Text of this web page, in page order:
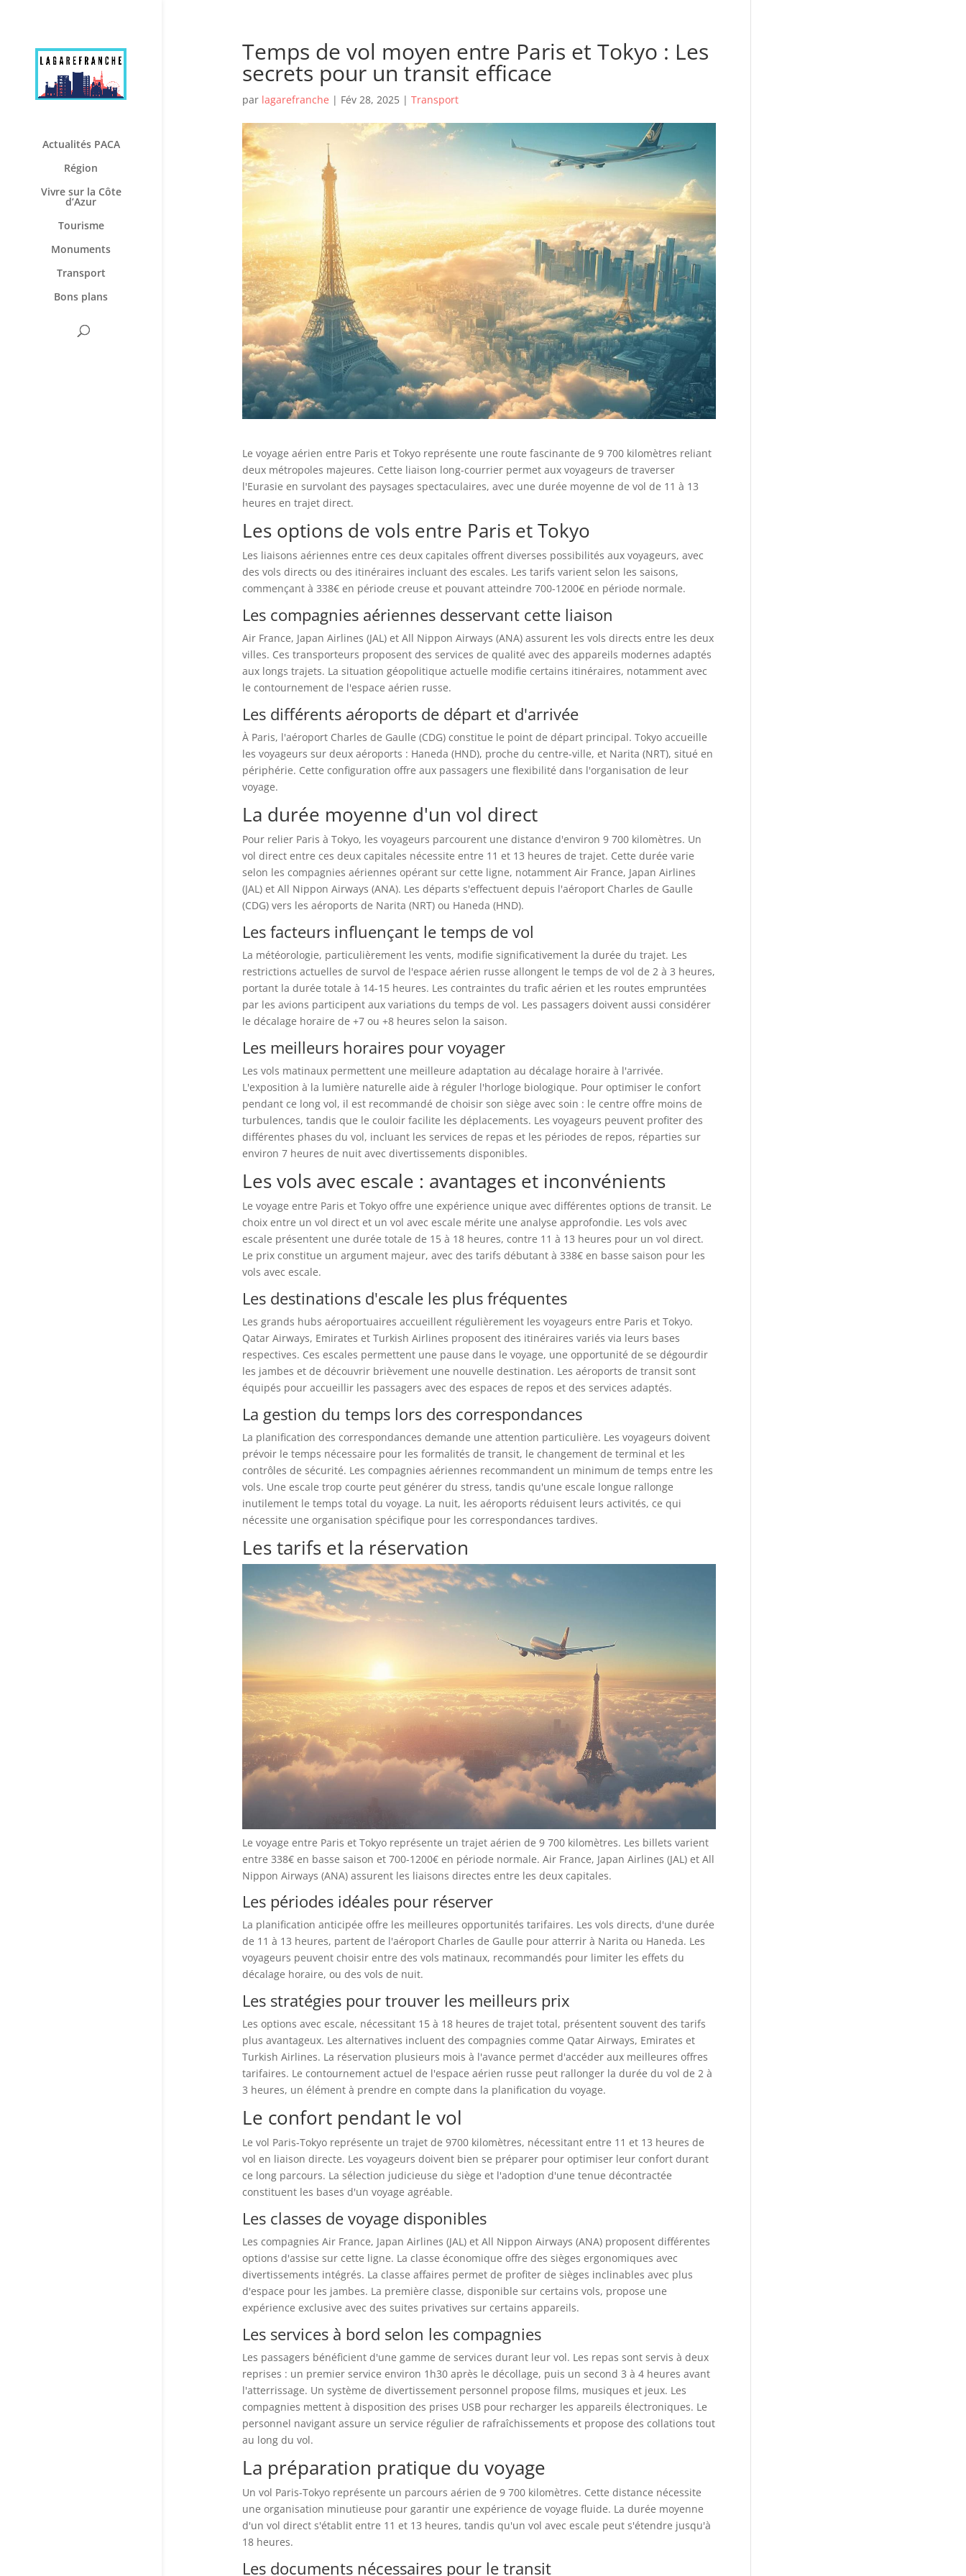
Actualités PACA
Région
Vivre sur la Côte
d’Azur
Tourisme
Monuments
Transport
Bons plans
Temps de vol moyen entre Paris et Tokyo : Les
secrets pour un transit efficace
par lagarefranche | Fév 28, 2025| Transport
Le voyage aérien entre Paris et Tokyo représente une route fascinante de 9 700 kilomètres reliant
deux métropoles majeures. Cette liaison long-courrier permet aux voyageurs de traverser
l'Eurasie en survolant des paysages spectaculaires, avec une durée moyenne de vol de 11 à 13
heures en trajet direct.
Les options de vols entre Paris et Tokyo
Les liaisons aériennes entre ces deux capitales offrent diverses possibilités aux voyageurs, avec
des vols directs ou des itinéraires incluant des escales. Les tarifs varient selon les saisons,
commençant à 338€ en période creuse et pouvant atteindre 700-1200€ en période normale.
Les compagnies aériennes desservant cette liaison
Air France, Japan Airlines (JAL) et All Nippon Airways (ANA) assurent les vols directs entre les deux
villes. Ces transporteurs proposent des services de qualité avec des appareils modernes adaptés
aux longs trajets. La situation géopolitique actuelle modifie certains itinéraires, notamment avec
le contournement de l'espace aérien russe.
Les différents aéroports de départ et d'arrivée
À Paris, l'aéroport Charles de Gaulle (CDG) constitue le point de départ principal. Tokyo accueille
les voyageurs sur deux aéroports : Haneda (HND), proche du centre-ville, et Narita (NRT), situé en
périphérie. Cette configuration offre aux passagers une flexibilité dans l'organisation de leur
voyage.
La durée moyenne d'un vol direct
Pour relier Paris à Tokyo, les voyageurs parcourent une distance d'environ 9 700 kilomètres. Un
vol direct entre ces deux capitales nécessite entre 11 et 13 heures de trajet. Cette durée varie
selon les compagnies aériennes opérant sur cette ligne, notamment Air France, Japan Airlines
(JAL) et All Nippon Airways (ANA). Les départs s'effectuent depuis l'aéroport Charles de Gaulle
(CDG) vers les aéroports de Narita (NRT) ou Haneda (HND).
Les facteurs influençant le temps de vol
La météorologie, particulièrement les vents, modifie significativement la durée du trajet. Les
restrictions actuelles de survol de l'espace aérien russe allongent le temps de vol de 2 à 3 heures,
portant la durée totale à 14-15 heures. Les contraintes du trafic aérien et les routes empruntées
par les avions participent aux variations du temps de vol. Les passagers doivent aussi considérer
le décalage horaire de +7 ou +8 heures selon la saison.
Les meilleurs horaires pour voyager
Les vols matinaux permettent une meilleure adaptation au décalage horaire à l'arrivée.
L'exposition à la lumière naturelle aide à réguler l'horloge biologique. Pour optimiser le confort
pendant ce long vol, il est recommandé de choisir son siège avec soin : le centre offre moins de
turbulences, tandis que le couloir facilite les déplacements. Les voyageurs peuvent profiter des
différentes phases du vol, incluant les services de repas et les périodes de repos, réparties sur
environ 7 heures de nuit avec divertissements disponibles.
Les vols avec escale : avantages et inconvénients
Le voyage entre Paris et Tokyo offre une expérience unique avec différentes options de transit. Le
choix entre un vol direct et un vol avec escale mérite une analyse approfondie. Les vols avec
escale présentent une durée totale de 15 à 18 heures, contre 11 à 13 heures pour un vol direct.
Le prix constitue un argument majeur, avec des tarifs débutant à 338€ en basse saison pour les
vols avec escale.
Les destinations d'escale les plus fréquentes
Les grands hubs aéroportuaires accueillent régulièrement les voyageurs entre Paris et Tokyo.
Qatar Airways, Emirates et Turkish Airlines proposent des itinéraires variés via leurs bases
respectives. Ces escales permettent une pause dans le voyage, une opportunité de se dégourdir
les jambes et de découvrir brièvement une nouvelle destination. Les aéroports de transit sont
équipés pour accueillir les passagers avec des espaces de repos et des services adaptés.
La gestion du temps lors des correspondances
La planification des correspondances demande une attention particulière. Les voyageurs doivent
prévoir le temps nécessaire pour les formalités de transit, le changement de terminal et les
contrôles de sécurité. Les compagnies aériennes recommandent un minimum de temps entre les
vols. Une escale trop courte peut générer du stress, tandis qu'une escale longue rallonge
inutilement le temps total du voyage. La nuit, les aéroports réduisent leurs activités, ce qui
nécessite une organisation spécifique pour les correspondances tardives.
Les tarifs et la réservation
Le voyage entre Paris et Tokyo représente un trajet aérien de 9 700 kilomètres. Les billets varient
entre 338€ en basse saison et 700-1200€ en période normale. Air France, Japan Airlines (JAL) et All
Nippon Airways (ANA) assurent les liaisons directes entre les deux capitales.
Les périodes idéales pour réserver
La planification anticipée offre les meilleures opportunités tarifaires. Les vols directs, d'une durée
de 11 à 13 heures, partent de l'aéroport Charles de Gaulle pour atterrir à Narita ou Haneda. Les
voyageurs peuvent choisir entre des vols matinaux, recommandés pour limiter les effets du
décalage horaire, ou des vols de nuit.
Les stratégies pour trouver les meilleurs prix
Les options avec escale, nécessitant 15 à 18 heures de trajet total, présentent souvent des tarifs
plus avantageux. Les alternatives incluent des compagnies comme Qatar Airways, Emirates et
Turkish Airlines. La réservation plusieurs mois à l'avance permet d'accéder aux meilleures offres
tarifaires. Le contournement actuel de l'espace aérien russe peut rallonger la durée du vol de 2 à
3 heures, un élément à prendre en compte dans la planification du voyage.
Le confort pendant le vol
Le vol Paris-Tokyo représente un trajet de 9700 kilomètres, nécessitant entre 11 et 13 heures de
vol en liaison directe. Les voyageurs doivent bien se préparer pour optimiser leur confort durant
ce long parcours. La sélection judicieuse du siège et l'adoption d'une tenue décontractée
constituent les bases d'un voyage agréable.
Les classes de voyage disponibles
Les compagnies Air France, Japan Airlines (JAL) et All Nippon Airways (ANA) proposent différentes
options d'assise sur cette ligne. La classe économique offre des sièges ergonomiques avec
divertissements intégrés. La classe affaires permet de profiter de sièges inclinables avec plus
d'espace pour les jambes. La première classe, disponible sur certains vols, propose une
expérience exclusive avec des suites privatives sur certains appareils.
Les services à bord selon les compagnies
Les passagers bénéficient d'une gamme de services durant leur vol. Les repas sont servis à deux
reprises : un premier service environ 1h30 après le décollage, puis un second 3 à 4 heures avant
l'atterrissage. Un système de divertissement personnel propose films, musiques et jeux. Les
compagnies mettent à disposition des prises USB pour recharger les appareils électroniques. Le
personnel navigant assure un service régulier de rafraîchissements et propose des collations tout
au long du vol.
La préparation pratique du voyage
Un vol Paris-Tokyo représente un parcours aérien de 9 700 kilomètres. Cette distance nécessite
une organisation minutieuse pour garantir une expérience de voyage fluide. La durée moyenne
d'un vol direct s'établit entre 11 et 13 heures, tandis qu'un vol avec escale peut s'étendre jusqu'à
18 heures.
Les documents nécessaires pour le transit